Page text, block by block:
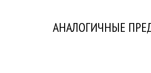
АНАЛОГИЧНЫЕ